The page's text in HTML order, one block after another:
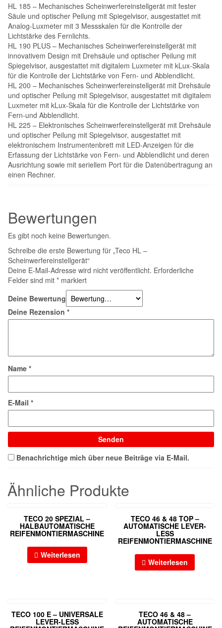
HL 185 – Mechanisches Scheinwerfereinstellgerät mit fester
Säule und optischer Peilung mit Spiegelvisor, ausgestattet mit
Analog-Luxmeter mit 3 Messskalen für die Kontrolle der
Lichtstärke des Fernlichts.
HL 190 PLUS – Mechanisches Scheinwerfereinstellgerät mit
innovativem Design mit Drehsäule und optischer Peilung mit
Spiegelvisor, ausgestattet mit digitalem Luxmeter mit kLux-Skala
für die Kontrolle der Lichtstärke von Fern- und Abblendlicht.
HL 200 – Mechanisches Scheinwerfereinstellgerät mit Drehsäule
und optischer Peilung mit Spiegelvisor, ausgestattet mit digitalem
Luxmeter mit kLux-Skala für die Kontrolle der Lichtstärke von
Fern-und Abblendlicht.
HL 225 – Elektronisches Scheinwerfereinstellgerät mit Drehsäule
und optischer Peilung mit Spiegelvisor, ausgestattet mit
elektronischem Instrumentenbrett mit LED-Anzeigen für die
Erfassung der Lichtstärke von Fern- und Abblendlicht und deren
Ausrichtung sowie mit seriellem Port für die Datenübertragung an
einen Rechner.
Bewertungen
Es gibt noch keine Bewertungen.
Schreibe die erste Bewertung für „Teco HL –
Scheinwerfereinstellgerät“
Deine E-Mail-Adresse wird nicht veröffentlicht. Erforderliche
Felder sind mit * markiert
Deine Bewertung
Deine Rezension *
Name *
E-Mail *
Benachrichtige mich über neue Beiträge via E-Mail.
Ähnliche Produkte
TECO 20 SPEZIAL –
HALBAUTOMATISCHE
REIFENMONTIERMASCHINE
Weiterlesen
TECO 46 & 48 TOP –
AUTOMATISCHE LEVER-
LESS
REIFENMONTIERMASCHINE
Weiterlesen
TECO 100 E – UNIVERSALE
LEVER-LESS
TECO 46 & 48 –
AUTOMATISCHE